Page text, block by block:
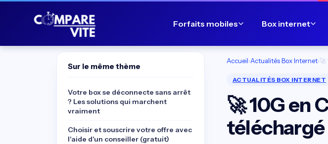
Forfaits mobiles Box internet
Accueil›Actualités Box Internet›🚀
ACTUALITÉS BOX INTERNET
🚀 10G en
téléchargé
Sur le même thème
Votre box se déconnecte sans arrêt
? Les solutions qui marchent
vraiment
Choisir et souscrire votre offre avec
l'aide d'un conseiller (gratuit)